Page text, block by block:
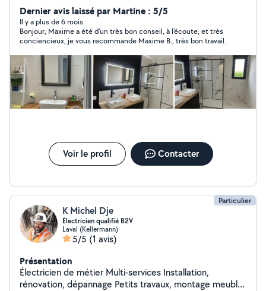
Dernier avis laissé par Martine : 5/5
Il y a plus de 6 mois
Bonjour, Maxime a été d'un très bon conseil, à l'écoute, et très
conciencieux, je vous recommande Maxime B., très bon travail.
Voir le profil Contacter
Particulier
K Michel Dje
Électricien qualifié B2V
Laval (Kellermann)
5/5 (1 avis)
Présentation
Électricien de métier Multi-services Installation,
rénovation, dépannage Petits travaux, montage meuble,